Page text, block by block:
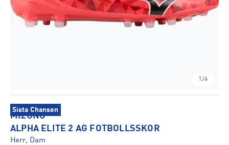
1/6
Sista Chansen
MIZUNO
ALPHA ELITE 2 AG FOTBOLLSSKOR
Herr, Dam